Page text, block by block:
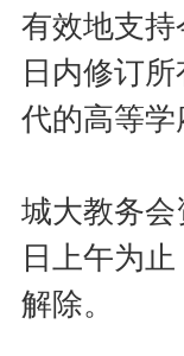
有效地支
日内修订
代的高等
城大教务
日上午为
解除。